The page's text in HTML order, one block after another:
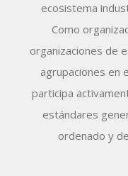
ecosistema
Como
organizaciones de
agrupaciones en
participa
estándares
ordenado y